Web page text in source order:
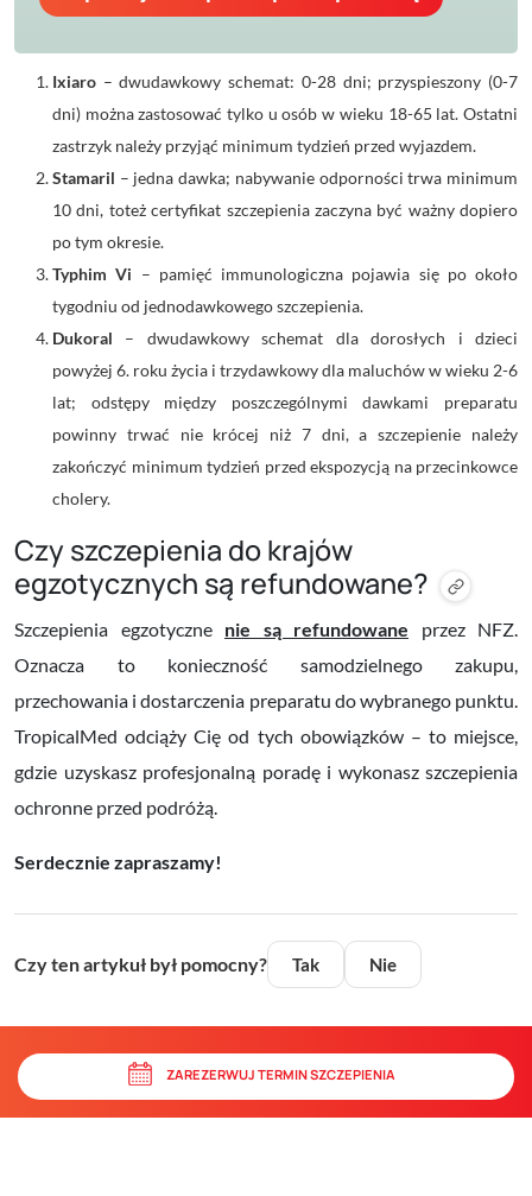
Ixiaro – dwudawkowy schemat: 0-28 dni; przyspieszony (0-7
dni) można zastosować tylko u osób w wieku 18-65 lat. Ostatni
zastrzyk należy przyjąć minimum tydzień przed wyjazdem.
Stamaril – jedna dawka; nabywanie odporności trwa minimum
10 dni, toteż certyfikat szczepienia zaczyna być ważny dopiero
po tym okresie.
Typhim Vi – pamięć immunologiczna pojawia się po około
tygodniu od jednodawkowego szczepienia.
Dukoral – dwudawkowy schemat dla dorosłych i dzieci
powyżej 6. roku życia i trzydawkowy dla maluchów w wieku 2-6
lat; odstępy między poszczególnymi dawkami preparatu
powinny trwać nie krócej niż 7 dni, a szczepienie należy
zakończyć minimum tydzień przed ekspozycją na przecinkowce
cholery.
Czy szczepienia do krajów
egzotycznych są refundowane?
Szczepienia egzotyczne nie są refundowane przez NFZ.
Oznacza to konieczność samodzielnego zakupu,
przechowania i dostarczenia preparatu do wybranego punktu.
TropicalMed odciąży Cię od tych obowiązków – to miejsce,
gdzie uzyskasz profesjonalną poradę i wykonasz szczepienia
ochronne przed podróżą.
Serdecznie zapraszamy!
Czy ten artykuł był pomocny? Tak Nie
ZAREZERWUJ TERMIN SZCZEPIENIA